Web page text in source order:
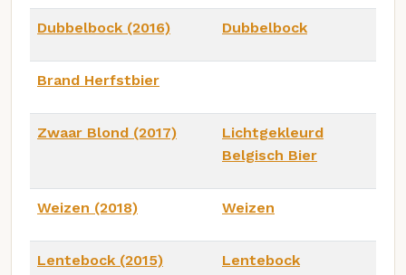
Dubbelbock (2016) Dubbelbock
Brand Herfstbier
Zwaar Blond (2017)
Lichtgekleurd
Belgisch Bier
Weizen (2018) Weizen
Lentebock (2015) Lentebock